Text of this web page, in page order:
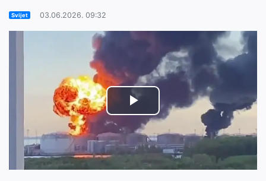
Svijet 03.06.2026. 09:32
Play
Video